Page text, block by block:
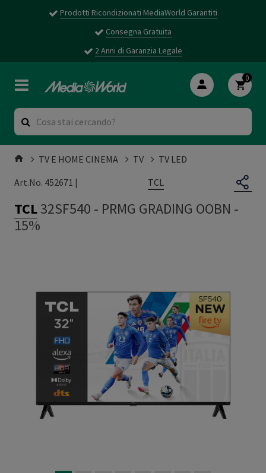
Prodotti Ricondizionati MediaWorld Garantiti
Consegna Gratuita
2 Anni di Garanzia Legale
0
TV E HOME CINEMA TV
TV LED
Art.No. 452671 |
TCL
TCL32SF540 - PRMG GRADING OOBN -
15%